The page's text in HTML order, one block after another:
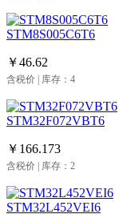
STM8S005C6T6
￥46.62
含税价 | 库存：4
STM32F072VBT6
￥166.173
含税价 | 库存：2
STM32L452VEI6